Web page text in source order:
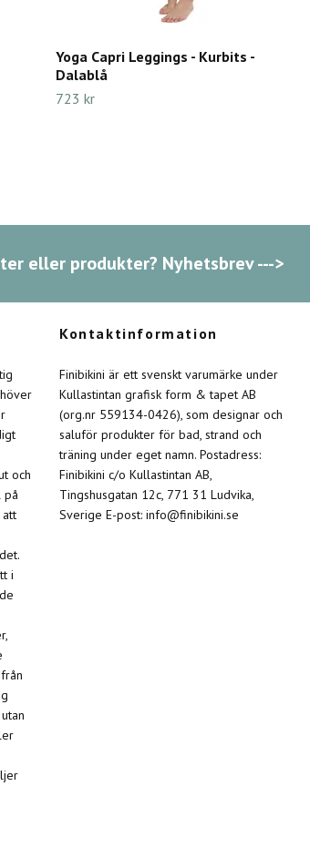
Yoga Capri Leggings - Kurbits -
Dalablå
723 kr
eller produkter? Nyhetsbrev --->
och
på
att
i
Kontaktinformation
Finibikini är ett svenskt varumärke under
Kullastintan grafisk form & tapet AB
(org.nr 559134-0426), som designar och
saluför produkter för bad, strand och
träning under eget namn. Postadress:
Finibikini c/o Kullastintan AB,
Tingshusgatan 12c, 771 31 Ludvika,
Sverige E-post: info@finibikini.se